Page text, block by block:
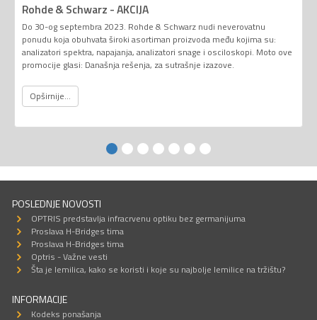
Rohde & Schwarz - AKCIJA
Do 30-og septembra 2023. Rohde & Schwarz nudi neverovatnu
ponudu koja obuhvata široki asortiman proizvoda među kojima su:
analizatori spektra, napajanja, analizatori snage i osciloskopi. Moto ove
promocije glasi: Današnja rešenja, za sutrašnje izazove.
Opširnije...
POSLEDNJE NOVOSTI
OPTRIS predstavlja infracrvenu optiku bez germanijuma
Proslava H-Bridges tima
Proslava H-Bridges tima
Optris - Važne vesti
Šta je lemilica, kako se koristi i koje su najbolje lemilice na tržištu?
INFORMACIJE
Kodeks ponašanja